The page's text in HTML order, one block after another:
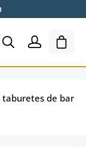
El
taburetes de bar